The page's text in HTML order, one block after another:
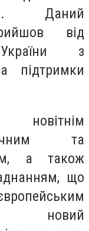
Даний
від
з
підтримки
новітнім
та
а також
що
новий